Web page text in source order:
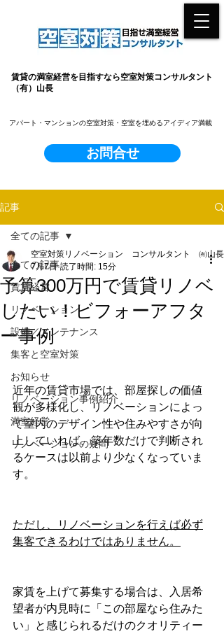
賃貸の満室経営を目指すなら空室対策コンサルタント
（有）山長
お問合せ
​アパート・マンションの空室対策・空室を埋めるアイディア満載
記事
全ての記事
賃貸経営
リノベーション
設備／メンテナンス
集客と空室対策
お知らせ
リノベーション事例紹介
満室経営
リノベーションの疑問
全ての記事
予算300万円で賃貸リノベ
したい！ビフォーアフタ
ー事例
空室対策リノベーション コンサルタント ㈲山長
7月7日 読了時間: 15分
近年の賃貸市場では、部屋探しの価値
観が多様化し、リノベーションによっ
て室内のデザイン性や住みやすさが向
上していれば、築年数だけで判断され
るケースは以前より少なくなっていま
す。
ただし、リノベーションを行えば必ず
集客できるわけではありません。
家賃を上げて募集する場合は、入居希
望者が内見時に「この部屋なら住みた
い」と感じられるだけのクオリティー